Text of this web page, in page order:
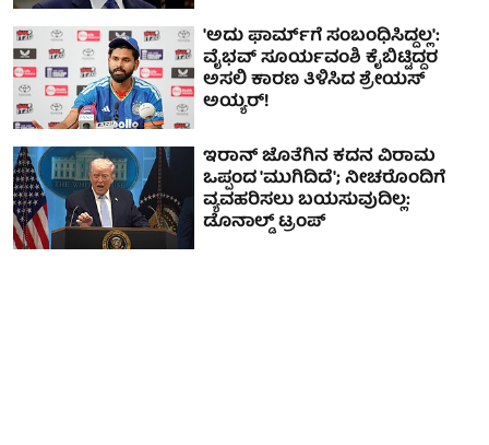
'ಅದು ಫಾರ್ಮ್‌ಗೆ ಸಂಬಂಧಿಸಿದ್ದಲ್ಲ':
ವೈಭವ್ ಸೂರ್ಯವಂಶಿ ಕೈಬಿಟ್ಟಿದ್ದರ
ಅಸಲಿ ಕಾರಣ ತಿಳಿಸಿದ ಶ್ರೇಯಸ್
ಅಯ್ಯರ್!
ಇರಾನ್ ಜೊತೆಗಿನ ಕದನ ವಿರಾಮ
ಒಪ್ಪಂದ 'ಮುಗಿದಿದೆ'; ನೀಚರೊಂದಿಗೆ
ವ್ಯವಹರಿಸಲು ಬಯಸುವುದಿಲ್ಲ:
ಡೊನಾಲ್ಡ್ ಟ್ರಂಪ್